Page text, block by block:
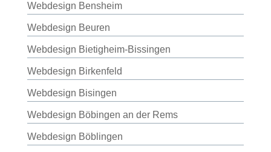
Webdesign Bensheim
Webdesign Beuren
Webdesign Bietigheim-Bissingen
Webdesign Birkenfeld
Webdesign Bisingen
Webdesign Böbingen an der Rems
Webdesign Böblingen